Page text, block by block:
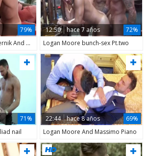
79%
Logan Moore, Alam Wernik And Danny Gunn
12:50 hace 7 años
72%
Logan Moore bunch-sex Pt.two
71%
nail
22:44 hace 8 años
69%
Logan Moore And Massimo Piano